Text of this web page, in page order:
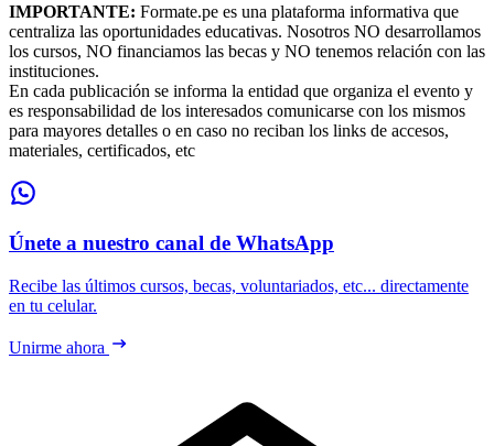
IMPORTANTE: Formate.pe es una plataforma informativa que
centraliza las oportunidades educativas. Nosotros NO desarrollamos
los cursos, NO financiamos las becas y NO tenemos relación con las
instituciones.
En cada publicación se informa la entidad que organiza el evento y
es responsabilidad de los interesados comunicarse con los mismos
para mayores detalles o en caso no reciban los links de accesos,
materiales, certificados, etc
Únete a nuestro canal de WhatsApp
Recibe las últimos cursos, becas, voluntariados, etc... directamente
en tu celular.
Unirme ahora